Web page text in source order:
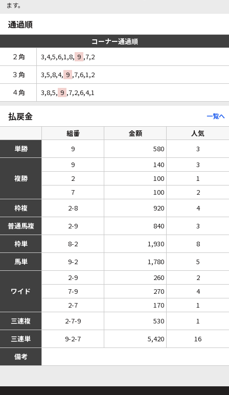
ます。
通過順
コーナー通過順
２角
3,4,5,6,1,8, 9 ,7,2
３角
3,5,8,4, 9 ,7,6,1,2
４角
3,8,5, 9 ,7,2,6,4,1
払戻金 一覧へ
組番 金額
人気
単勝
9 580 3
複勝
9 140
3
2
100
1
7
100
2
枠複
2-8 920
4
普通馬複
2-9 840
3
枠単
8-2 1,930
8
馬単
9-2 1,780 5
ワイド
2-9 260
2
7-9
270
4
2-7
170
1
三連複
2-7-9 530
1
三連単
9-2-7 5,420
16
備考